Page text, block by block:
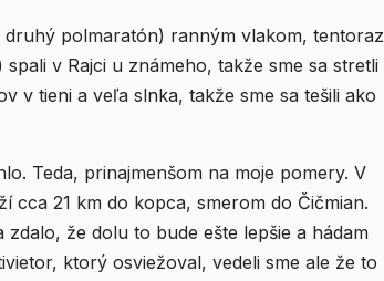
druhý polmaratón) ranným vlakom, tentoraz
v tieni a veľa slnka, takže sme sa tešili ako
Teda, prinajmenšom na moje pomery. V
cca 21 km do kopca, smerom do Čičmian.
že dolu to bude ešte lepšie a hádam
ktorý osviežoval, vedeli sme ale že to